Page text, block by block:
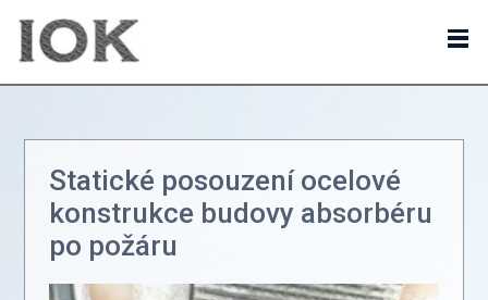
Statické posouzení ocelové
konstrukce budovy absorbéru
po požáru